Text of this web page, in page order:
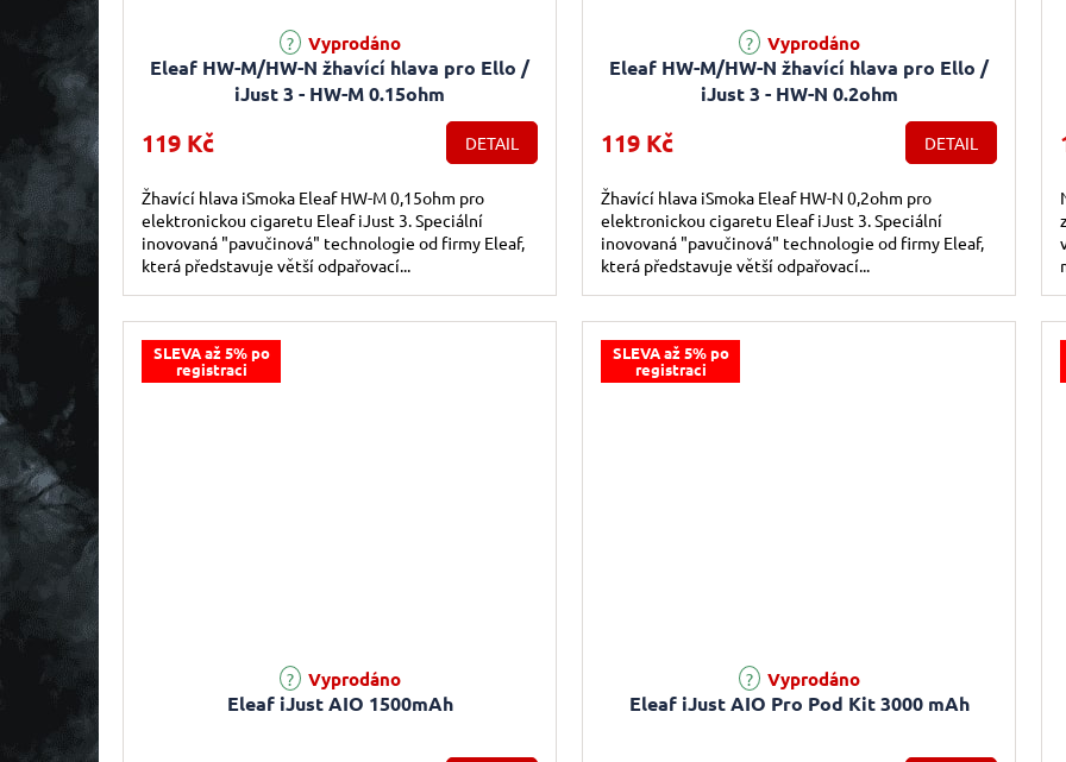
Eleaf HW-M/HW-N žhavící hlava pro Ello /
iJust 3 - HW-M 0.15ohm
Vyprodáno
119 Kč DETAIL
Žhavící hlava iSmoka Eleaf HW-M 0,15ohm pro
elektronickou cigaretu Eleaf iJust 3. Speciální
inovovaná "pavučinová" technologie od firmy Eleaf,
která představuje větší odpařovací...
Eleaf HW-M/HW-N žhavící hlava pro Ello /
iJust 3 - HW-N 0.2ohm
Vyprodáno
119 Kč DETAIL
Žhavící hlava iSmoka Eleaf HW-N 0,2ohm pro
elektronickou cigaretu Eleaf iJust 3. Speciální
inovovaná "pavučinová" technologie od firmy Eleaf,
která představuje větší odpařovací...
SLEVA až 5% po
registraci
Eleaf iJust AIO 1500mAh
Průměrné hodnocení produktu je 5,0 z 5 hvězdiček.
Vyprodáno
SLEVA až 5% po
registraci
Eleaf iJust AIO Pro Pod Kit 3000 mAh
Průměrné hodnocení produktu je 4,7 z 5 hvězdiček.
Vyprodáno